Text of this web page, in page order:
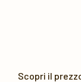
Scopri il